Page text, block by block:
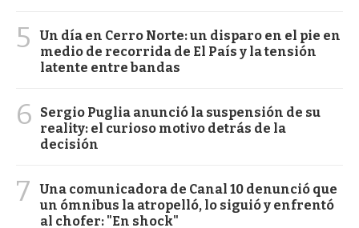
5
Un día en Cerro Norte: un disparo en el pie en
medio de recorrida de El País y la tensión
latente entre bandas
6
Sergio Puglia anunció la suspensión de su
reality: el curioso motivo detrás de la
decisión
7
Una comunicadora de Canal 10 denunció que
un ómnibus la atropelló, lo siguió y enfrentó
al chofer: "En shock"